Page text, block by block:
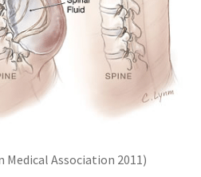
Medical Association 2011)